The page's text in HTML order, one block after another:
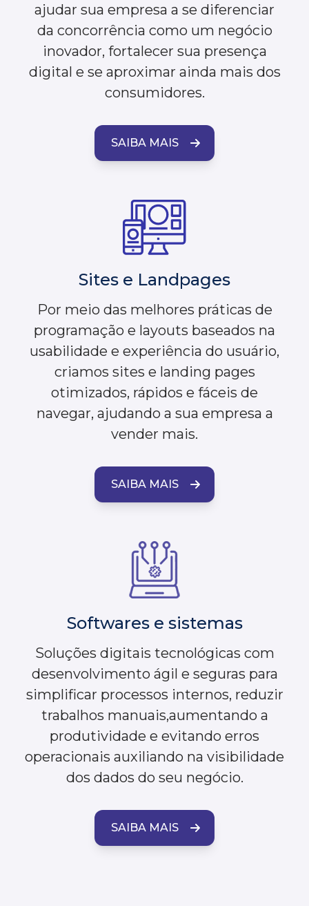
ajudar sua empresa a se diferenciar
da concorrência como um negócio
inovador, fortalecer sua presença
digital e se aproximar ainda mais dos
consumidores.
SAIBA MAIS
Sites e Landpages
Por meio das melhores práticas de
programação e layouts baseados na
usabilidade e experiência do usuário,
criamos sites e landing pages
otimizados, rápidos e fáceis de
navegar, ajudando a sua empresa a
vender mais.
SAIBA MAIS
Softwares e sistemas
Soluções digitais tecnológicas com
desenvolvimento ágil e seguras para
simplificar processos internos, reduzir
trabalhos manuais,aumentando a
produtividade e evitando erros
operacionais auxiliando na visibilidade
dos dados do seu negócio.
SAIBA MAIS